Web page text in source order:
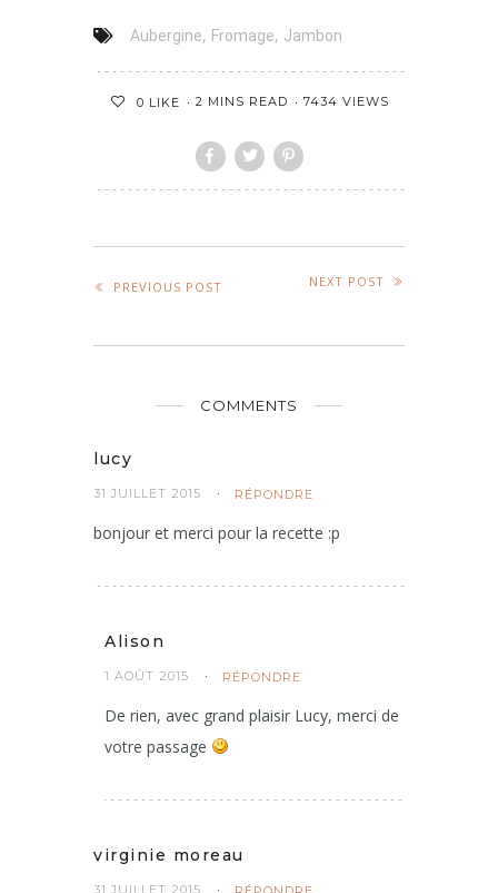
Aubergine, Fromage, Jambon
0 LIKE 2 MINS READ 7434 VIEWS
PREVIOUS POST NEXT POST
COMMENTS
lucy
31 JUILLET 2015 RÉPONDRE
bonjour et merci pour la recette :p
Alison
1 AOÛT 2015 RÉPONDRE
De rien, avec grand plaisir Lucy, merci de
votre passage
virginie moreau
31 JUILLET 2015